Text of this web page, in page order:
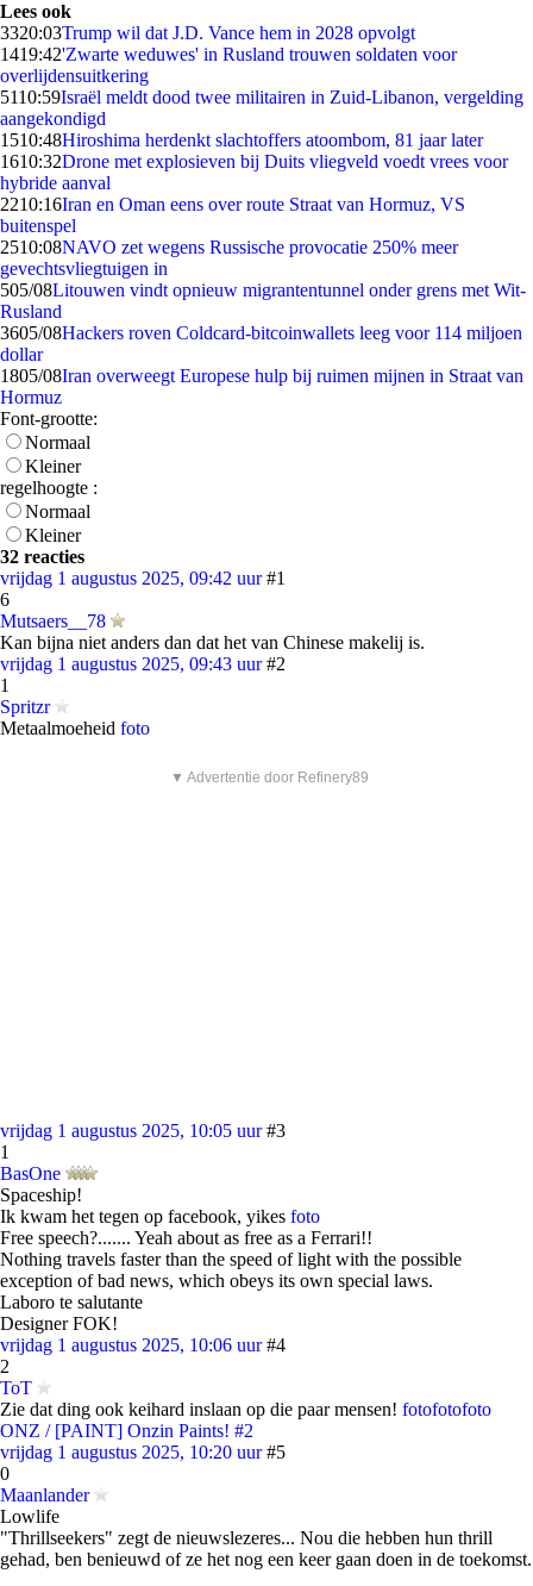
Lees ook
3320:03Trump wil dat J.D. Vance hem in 2028 opvolgt
1419:42'Zwarte weduwes' in Rusland trouwen soldaten voor
overlijdensuitkering
5110:59Israël meldt dood twee militairen in Zuid-Libanon, vergelding
aangekondigd
1510:48Hiroshima herdenkt slachtoffers atoombom, 81 jaar later
1610:32Drone met explosieven bij Duits vliegveld voedt vrees voor
hybride aanval
2210:16Iran en Oman eens over route Straat van Hormuz, VS
buitenspel
2510:08NAVO zet wegens Russische provocatie 250% meer
gevechtsvliegtuigen in
505/08Litouwen vindt opnieuw migrantentunnel onder grens met Wit-
Rusland
3605/08Hackers roven Coldcard-bitcoinwallets leeg voor 114 miljoen
dollar
1805/08Iran overweegt Europese hulp bij ruimen mijnen in Straat van
Hormuz
Font-grootte:
Normaal
Kleiner
regelhoogte :
Normaal
Kleiner
32 reacties
vrijdag 1 augustus 2025, 09:42 uur #1
6
Mutsaers__78
Kan bijna niet anders dan dat het van Chinese makelij is.
vrijdag 1 augustus 2025, 09:43 uur #2
1
Spritzr
Metaalmoeheid foto
▼ Advertentie door Refinery89
vrijdag 1 augustus 2025, 10:05 uur #3
1
BasOne
Spaceship!
Ik kwam het tegen op facebook, yikes foto
Free speech?....... Yeah about as free as a Ferrari!!
Nothing travels faster than the speed of light with the possible
exception of bad news, which obeys its own special laws.
Laboro te salutante
Designer FOK!
vrijdag 1 augustus 2025, 10:06 uur #4
2
ToT
Zie dat ding ook keihard inslaan op die paar mensen! fotofotofoto
ONZ / [PAINT] Onzin Paints! #2
vrijdag 1 augustus 2025, 10:20 uur #5
0
Maanlander
Lowlife
"Thrillseekers" zegt de nieuwslezeres... Nou die hebben hun thrill
gehad, ben benieuwd of ze het nog een keer gaan doen in de toekomst.